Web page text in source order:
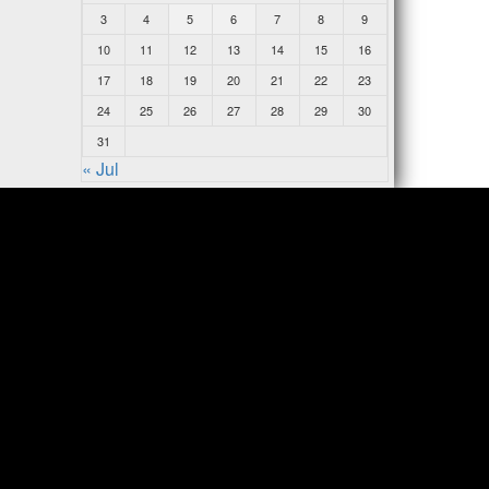
3
4 5 6 7 8
9
10
11 12 13 14 15
16
17
18 19 20 21 22
23
24
25 26 27 28 29
30
31
« Jul